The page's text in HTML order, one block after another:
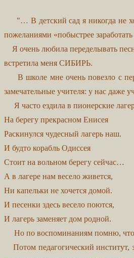
"… В детский сад я никогда не
пожеланиями «побыстрее
Я очень любила переделывать
встретила меня СИБИРЬ.
В школе мне очень повезло с
замечательные учителя: у нас даже
Я часто ездила в пионерские
На берегу прекрасном Енисея
Раскинулся чудесный лагерь наш.
И будто корабль Одиссея
Стоит на вольном берегу сейчас…
А в лагере нам весело живется,
Ни капельки не хочется домой.
И песенки здесь весело поются,
И лагерь заменяет дом родной.
Но по воспоминаниям помню, что
Потом педагогический институт,